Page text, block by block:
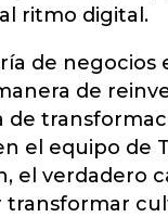
ritmo digital.
de negocios
de
de
el equipo de
el verdadero
transformar